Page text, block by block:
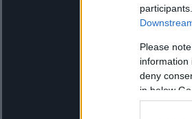
Please
information
deny
in below